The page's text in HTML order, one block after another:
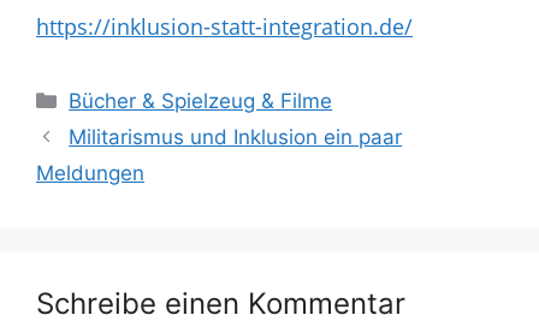
https://inklusion-statt-integration.de/
Kategorien
Bücher & Spielzeug & Filme
Militarismus und Inklusion ein paar
Meldungen
Schreibe einen Kommentar